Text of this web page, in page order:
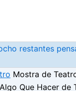
restantes
Mostra de